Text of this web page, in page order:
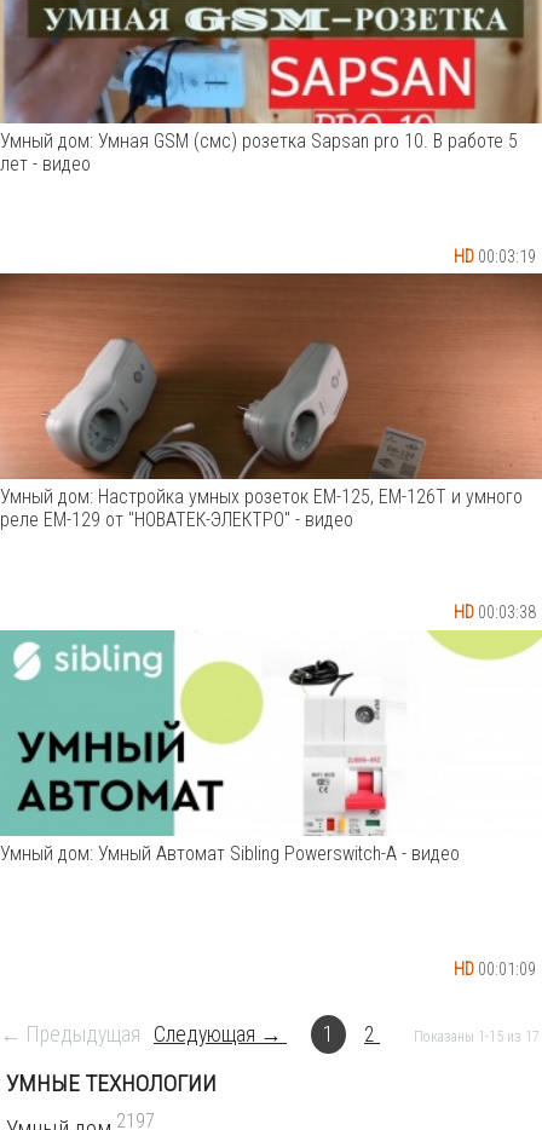
HD 00:03:19
Умный дом: Умная GSM (смс) розетка Sapsan pro 10. В работе 5
лет - видео
HD 00:03:38
Умный дом: Настройка умных розеток ЕМ-125, ЕМ-126Т и умного
реле ЕМ-129 от "НОВАТЕК-ЭЛЕКТРО" - видео
HD 00:01:09
Умный дом: Умный Автомат Sibling Powerswitch-A - видео
← Предыдущая Следующая → 1 2 Показаны 1-15 из 17
УМНЫЕ ТЕХНОЛОГИИ
2197